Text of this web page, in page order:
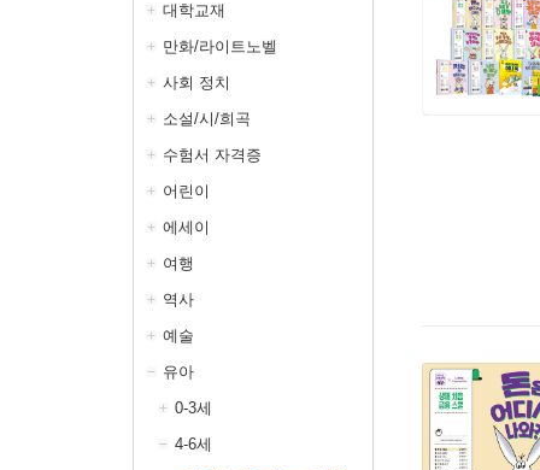
대학교재
만화/라이트노벨
사회 정치
소설/시/희곡
수험서 자격증
어린이
에세이
여행
역사
예술
유아
0-3세
4-6세